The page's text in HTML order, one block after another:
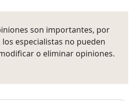
son importantes, por
especialistas no pueden
o eliminar opiniones.